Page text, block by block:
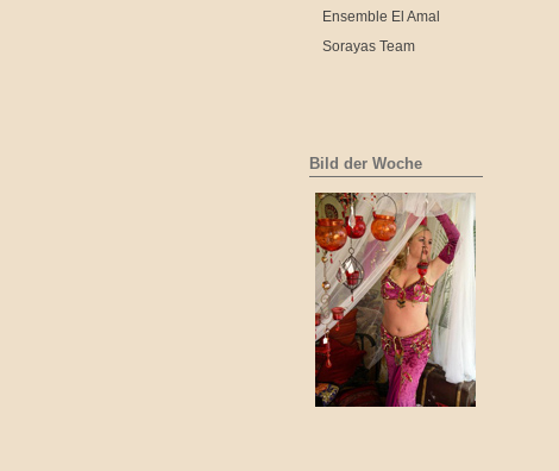
Ensemble El Amal
Sorayas Team
Bild der Woche